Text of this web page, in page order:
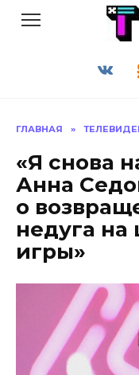
ГЛАВНАЯ »
«Я снова
Анна
о
недуга
игры»